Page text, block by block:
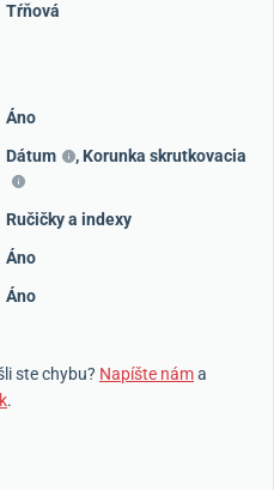
Tŕňová
Áno
Dátum , Korunka skrutkovacia
Ručičky a indexy
Áno
Áno
ste chybu? Napíšte náma
.